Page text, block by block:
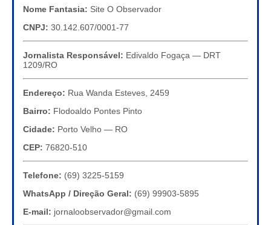
Nome Fantasia: Site O Observador
CNPJ: 30.142.607/0001-77
Jornalista Responsável: Edivaldo Fogaça — DRT
1209/RO
Endereço: Rua Wanda Esteves, 2459
Bairro: Flodoaldo Pontes Pinto
Cidade: Porto Velho — RO
CEP: 76820-510
Telefone: (69) 3225-5159
WhatsApp / Direção Geral: (69) 99903-5895
E-mail: jornaloobservador@gmail.com